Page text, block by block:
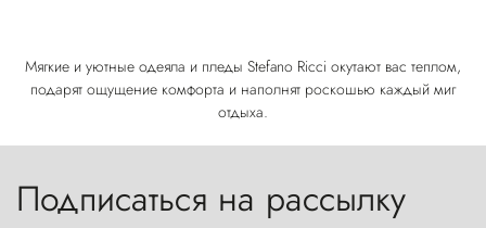
Мягкие и уютные одеяла и пледы Stefano Ricci окутают вас теплом,
подарят ощущение комфорта и наполнят роскошью каждый миг
отдыха.
Подписаться на рассылку